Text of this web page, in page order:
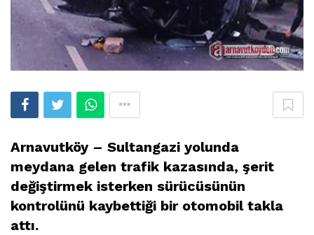
Arnavutköy – Sultangazi yolunda
meydana gelen trafik kazasında, şerit
değiştirmek isterken sürücüsünün
kontrolünü kaybettiği bir otomobil takla
attı.